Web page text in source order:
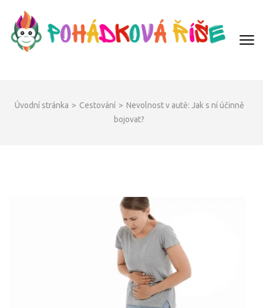
obsah
(Enter)
Úvodní stránka > Cestování > Nevolnost v autě: Jak s ní účinně
bojovat?